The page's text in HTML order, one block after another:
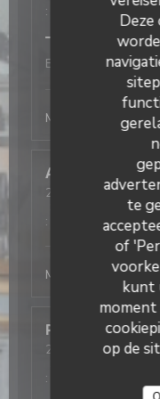
Deze
te
of
kunt
op de
:
Bon service et
heeft
Merci beaucoup !
Antonio
2026-08-03- 19:30
:
L'Office heeft
Merci beaucoup !
Philippe
D
2026-08-03- 19:45
: